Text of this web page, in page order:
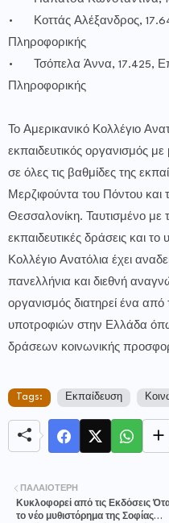
•
Κοττάς Αλέξανδρος,
Πληροφορικής
•
Τσόπελα Άννα, 17.425,
Πληροφορικής
Το Αμερικανικό Κολλέγιο
εκπαιδευτικός οργανισμός
σε όλες τις βαθμίδες της
Μερζιφούντα του Πόντου και
Θεσσαλονίκη. Ταυτισμένο με
εκπαιδευτικές δράσεις και το
Κολλέγιο Ανατόλια έχει
πανελλήνια και διεθνή
οργανισμός διατηρεί ένα
υποτροφιών στην Ελλάδα
δράσεων κοινωνικής
Tags: Εκπαίδευση
ΠΑΛΑΙΌΤΕΡΗ
Κυκλοφορεί από τις Εκδόσεις
το νέο μυθιστόρημα της Σοφίας